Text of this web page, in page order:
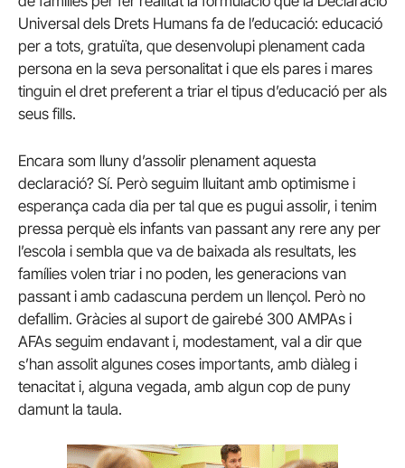
Universal dels Drets Humans fa de l’educació: educació
per a tots, gratuïta, que desenvolupi plenament cada
persona en la seva personalitat i que els pares i mares
tinguin el dret preferent a triar el tipus d’educació per als
seus fills.
Encara som lluny d’assolir plenament aquesta
declaració? Sí. Però seguim lluitant amb optimisme i
esperança cada dia per tal que es pugui assolir, i tenim
pressa perquè els infants van passant any rere any per
l’escola i sembla que va de baixada als resultats, les
famílies volen triar i no poden, les generacions van
passant i amb cadascuna perdem un llençol. Però no
defallim. Gràcies al suport de gairebé 300 AMPAs i
AFAs seguim endavant i, modestament, val a dir que
s’han assolit algunes coses importants, amb diàleg i
tenacitat i, alguna vegada, amb algun cop de puny
damunt la taula.